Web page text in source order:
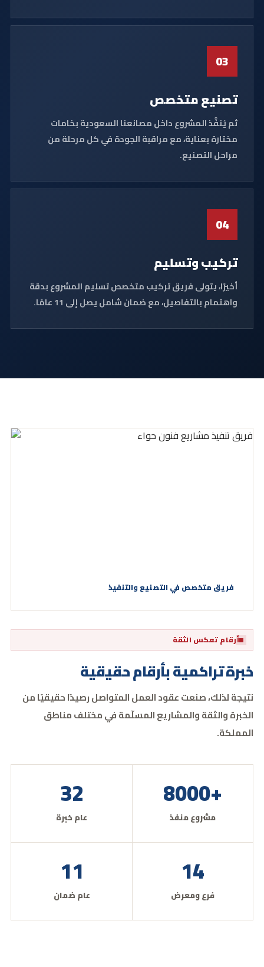
03
تصنيع متخصص
ثم يُنفَّذ المشروع داخل مصانعنا السعودية بخامات
مختارة بعناية، مع مراقبة الجودة في كل مرحلة من
مراحل التصنيع.
04
تركيب وتسليم
أخيرًا، يتولى فريق تركيب متخصص تسليم المشروع بدقة
واهتمام بالتفاصيل، مع ضمان شامل يصل إلى 11 عامًا.
فريق متخصص في التصنيع والتنفيذ
أرقام تعكس الثقة
خبرة تراكمية بأرقام حقيقية
نتيجة لذلك، صنعت عقود العمل المتواصل رصيدًا حقيقيًا من
الخبرة والثقة والمشاريع المسلّمة في مختلف مناطق
المملكة.
+8000
مشروع منفذ
32
عام خبرة
14
فرع ومعرض
11
عام ضمان